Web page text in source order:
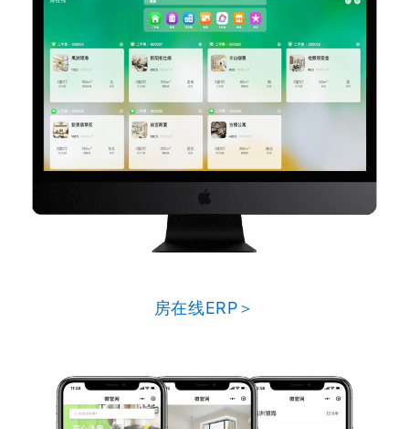
房在线ERP＞